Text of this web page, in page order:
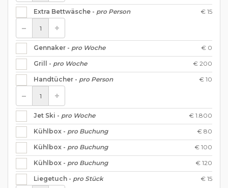
Extra Bettwäsche - pro Person € 15
Gennaker - pro Woche € 0
Grill - pro Woche € 200
Handtücher - pro Person € 10
Jet Ski - pro Woche € 1.800
Kühlbox - pro Buchung € 80
Kühlbox - pro Buchung € 100
Kühlbox - pro Buchung € 120
Liegetuch - pro Stück € 15